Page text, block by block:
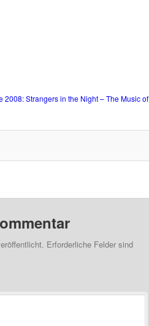
2008: Strangers in the Night – The Music of
Erforderliche Felder sind